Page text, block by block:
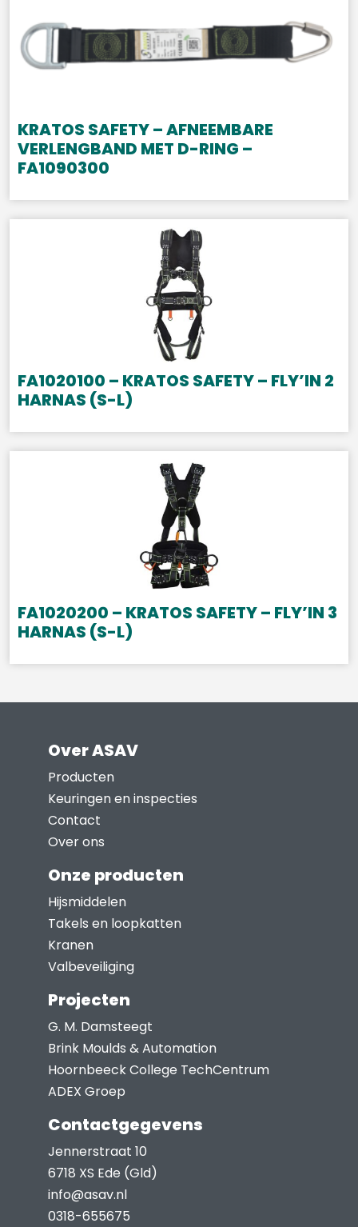
KRATOS SAFETY – AFNEEMBARE
VERLENGBAND MET D-RING –
FA1090300
FA1020100 – KRATOS SAFETY – FLY’IN 2
HARNAS (S-L)
FA1020200 – KRATOS SAFETY – FLY’IN 3
HARNAS (S-L)
Over ASAV
Producten
Keuringen en inspecties
Contact
Over ons
Onze producten
Hijsmiddelen
Takels en loopkatten
Kranen
Valbeveiliging
Projecten
G. M. Damsteegt
Brink Moulds & Automation
Hoornbeeck College TechCentrum
ADEX Groep
Contactgegevens
Jennerstraat 10
6718 XS Ede (Gld)
info@asav.nl
0318-655675